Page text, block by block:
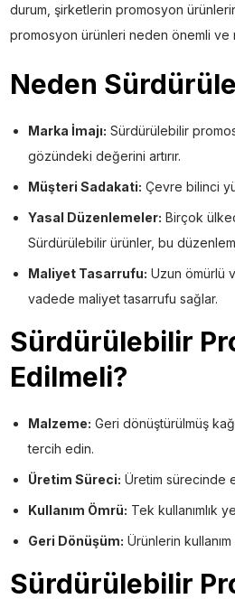
durum, şirketlerin promosyon
promosyon ürünleri neden önemli ve
Neden
Marka İmajı: Sürdürülebilir
gözündeki değerini artırır.
Müşteri Sadakati: Çevre bilinci
Yasal Düzenlemeler: Birçok
Sürdürülebilir ürünler, bu
Maliyet Tasarrufu: Uzun ömürlü
vadede maliyet tasarrufu sağlar.
Sürdürülebilir
Edilmeli?
Malzeme: Geri dönüştürülmüş
tercih edin.
Üretim Süreci: Üretim sürecinde
Kullanım Ömrü: Tek kullanımlık
Geri Dönüşüm: Ürünlerin
Sürdürülebilir